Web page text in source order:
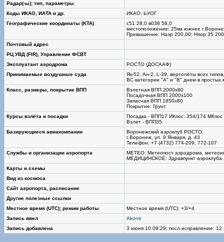
Радар(-ы); тип, параметры
Коды ИКАО, ИАТА и др.
ИКАО: ЬУОГ
Географические координаты (KTA)
с51 28,0 в038 58,0
местоположение: 25км южнее
Превышение: Наэр 200,00; Нпор 35
Почтовый адрес
РЦ УВД (FIR), Управление ФСВТ
Эксплуатант аэродрома
РОСТО (ДОСААФ)
Принимаемые воздушные суда
Як-52, Ан-2, L-39, вертолёты всех
ВС категории "А" и "В" днем в простых
Класс, размеры, покрытие ВПП
Взлетная ВПП 2000х80
Посадочная ВПП 2000х100
Запасная ВПП 1850х80
Покрытие: Грунт
Курсы взлёта и посадки
Посадка - ВПП17 ИКпос: 354/174 МКпос
Взлет - ВПП35
Базирующиеся авиакомпании
Воронежский аэроклуб РОСТО.
г.Воронеж, ул. 9 Января, д. 43
Телефон: +7 (4732) 774-209, 772-107
Службы и организации аэропорта
МЕТЕО: Метеопост аэродрома,
МЕДИЦИНСКОЕ: Здравпункт аэроклуба.
Карты и схемы
Вид из космоса
Сайт аэропорта, расписание
Другие полезные ссылки
Местное время (UTC); режим работы
Местное время (UTC): +3/+4
Запись ввел
Akonit
Запись добавлена
3 июня 10 09:29; посл.исправление: 12